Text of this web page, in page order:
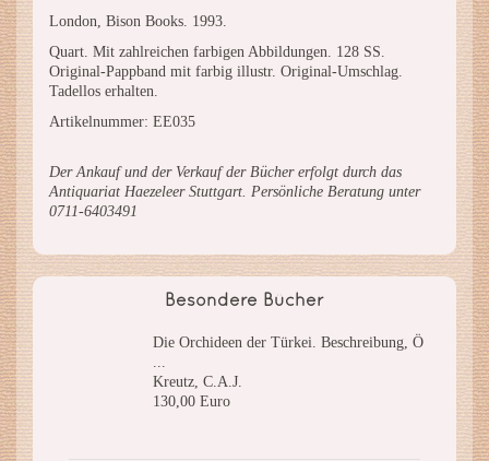
London, Bison Books. 1993.
Quart. Mit zahlreichen farbigen Abbildungen. 128 SS.
Original-Pappband mit farbig illustr. Original-Umschlag.
Tadellos erhalten.
Artikelnummer: EE035
Der Ankauf und der Verkauf der Bücher erfolgt durch das
Antiquariat Haezeleer Stuttgart. Persönliche Beratung unter
0711-6403491
Besondere Bücher
Die Orchideen der Türkei. Beschreibung, Ö
...
Kreutz, C.A.J.
130,00 Euro